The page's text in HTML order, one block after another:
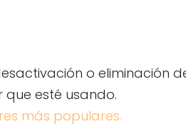
o eliminación
esté usando.
más populares.